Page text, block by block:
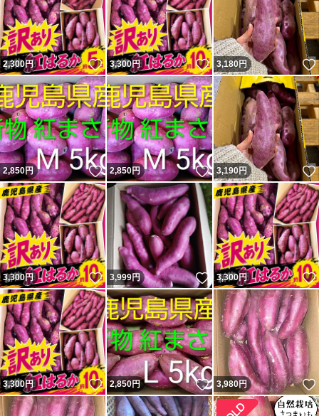
2,300円 いいね！
3,300円 いいね！
3,180円
2,850円 いいね！
2,850円 いいね！
3,190円
3,300円 いいね！
3,999円 いいね！
3,300円
3,300円 いいね！
2,850円 いいね！
3,980円